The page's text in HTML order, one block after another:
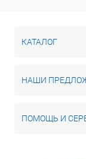
КАТАЛОГ
НАШИ
ПОМОЩЬ И